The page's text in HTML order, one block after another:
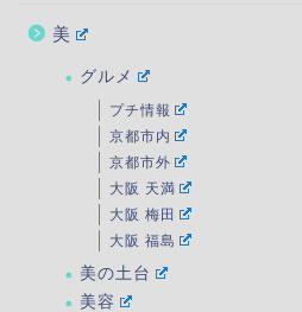
美
グルメ
プチ情報
京都市内
京都市外
大阪 天満
大阪 梅田
大阪 福島
美の土台
美容